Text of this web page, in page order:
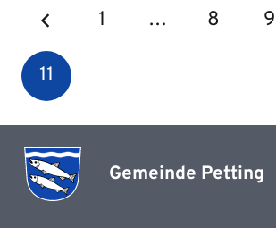
1 … 8 9
11
Gemeinde Petting